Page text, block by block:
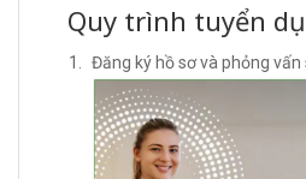
Quy trình tuyển
Đăng ký hồ sơ và phỏng vấn